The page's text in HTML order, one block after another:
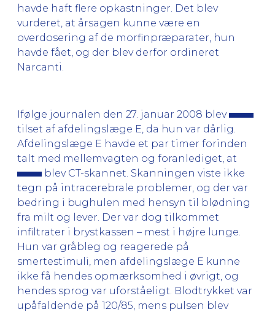
havde haft flere opkastninger. Det blev
vurderet, at årsagen kunne være en
overdosering af de morfinpræparater, hun
havde fået, og der blev derfor ordineret
Narcanti.
Ifølge journalen den 27. januar 2008 blev
tilset af afdelingslæge E, da hun var dårlig.
Afdelingslæge E havde et par timer forinden
talt med mellemvagten og foranlediget, at
blev CT-skannet. Skanningen viste ikke
tegn på intracerebrale problemer, og der var
bedring i bughulen med hensyn til blødning
fra milt og lever. Der var dog tilkommet
infiltrater i brystkassen – mest i højre lunge.
Hun var gråbleg og reagerede på
smertestimuli, men afdelingslæge E kunne
ikke få hendes opmærksomhed i øvrigt, og
hendes sprog var uforståeligt. Blodtrykket var
upåfaldende på 120/85, mens pulsen blev